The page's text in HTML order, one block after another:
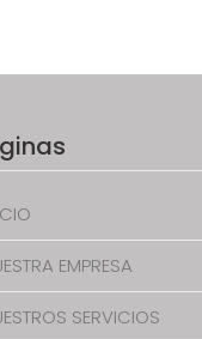
EMPRESA
SERVICIOS